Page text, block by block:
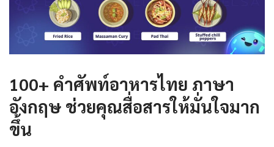
100+ คําศัพท์อาหารไทย ภาษา
อังกฤษ ช่วยคุณสื่อสารให้มั่นใจมาก
ขึ้น